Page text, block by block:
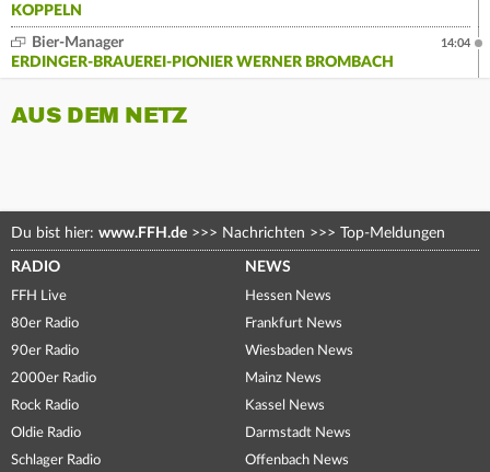
KOPPELN
Bier-Manager
ERDINGER-BRAUEREI-PIONIER WERNER BROMBACH
14:04
AUS DEM NETZ
Du bist hier: www.FFH.de >>> Nachrichten >>> Top-Meldungen
RADIO
FFH Live
80er Radio
90er Radio
2000er Radio
Rock Radio
Oldie Radio
Schlager Radio
NEWS
Hessen News
Frankfurt News
Wiesbaden News
Mainz News
Kassel News
Darmstadt News
Offenbach News